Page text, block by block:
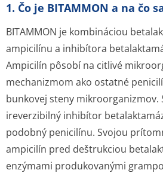
1. Čo je BITAMMON a na čo
BITAMMON je kombináciou
ampicilínu a inhibítora
Ampicilín pôsobí na citlivé
mechanizmom ako ostatné
bunkovej steny mikroorganizmov.
ireverzibilný inhibítor
podobný penicilínu. Svojou
ampicilín pred deštrukciou
enzýmami produkovanými